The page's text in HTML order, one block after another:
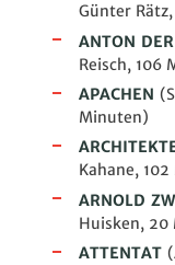
Günter
ANTON
Reisch, 106
APACHEN
Minuten)
Kahane,
ARNOLD
Huisken, 20
ATTENTAT